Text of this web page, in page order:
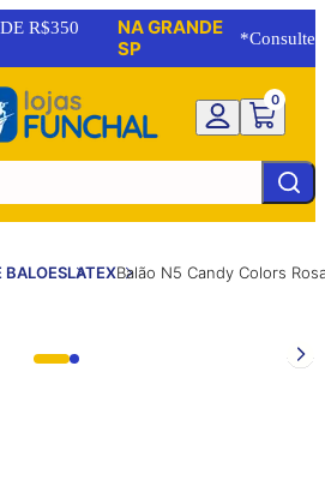
R$350
NA GRANDE
SP
*Consulte
0
BALOESLATEXBalão N5 Candy Colors